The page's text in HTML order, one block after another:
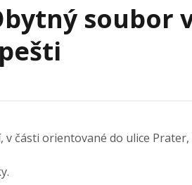
soubor
části orientované do ulice